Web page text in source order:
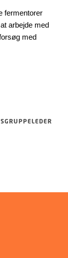
fermentorer
arbejde med
med